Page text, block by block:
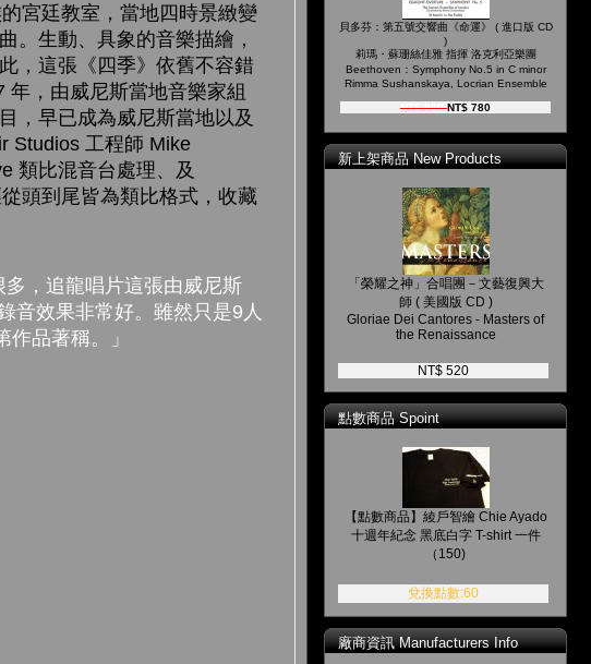
宮廷教室，當地四時景緻變
。生動、具象的音樂描繪，
，這張《四季》依舊不容錯
年，由威尼斯當地音樂家組
，早已成為威尼斯當地以及
Studios 工程師 Mike
類比混音台處理、及
頭到尾皆為類比格式，收藏
，追龍唱片這張由威尼斯
音效果非常好。雖然只是9人
品著稱。」
貝多芬：第五號交響曲《命運》 ( 進口版 CD
)
莉瑪・蘇珊絲佳雅 指揮 洛克利亞樂團
Beethoven：Symphony No.5 in C minor
Rimma Sushanskaya, Locrian Ensemble
NT$ 900NT$ 780
新上架商品 New Products
「榮耀之神」合唱團－文藝復興大
師 ( 美國版 CD )
Gloriae Dei Cantores - Masters of
the Renaissance
NT$ 520
點數商品 Spoint
【點數商品】綾戶智繪 Chie Ayado
十週年紀念 黑底白字 T-shirt 一件
（150)
兌換點數:60
廠商資訊 Manufacturers Info